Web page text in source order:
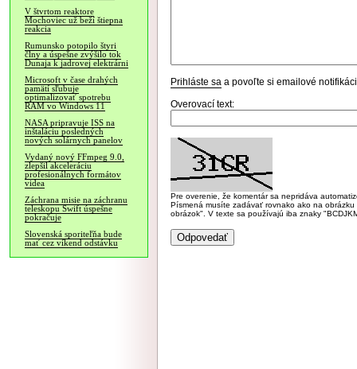
V štvrtom reaktore
Mochoviec už beží štiepna
reakcia
Rumunsko potopilo štyri
člny a úspešne zvýšilo tok
Dunaja k jadrovej elektrárni
Microsoft v čase drahých
pamätí sľubuje
optimalizovať spotrebu
RAM vo Windows 11
NASA pripravuje ISS na
inštaláciu posledných
nových solárnych panelov
Vydaný nový FFmpeg 9.0,
zlepšil akceleráciu
profesionálnych formátov
videa
Záchrana misie na záchranu
teleskopu Swift úspešne
pokračuje
Slovenská sporiteľňa bude
mať cez víkend odstávku
Prihláste sa a povoľte si emailové
Overovací text:
Pre overenie, že komentár sa nepridáva
Písmená musíte zadávať rovnako ako na
obrázok". V texte sa používajú iba znaky